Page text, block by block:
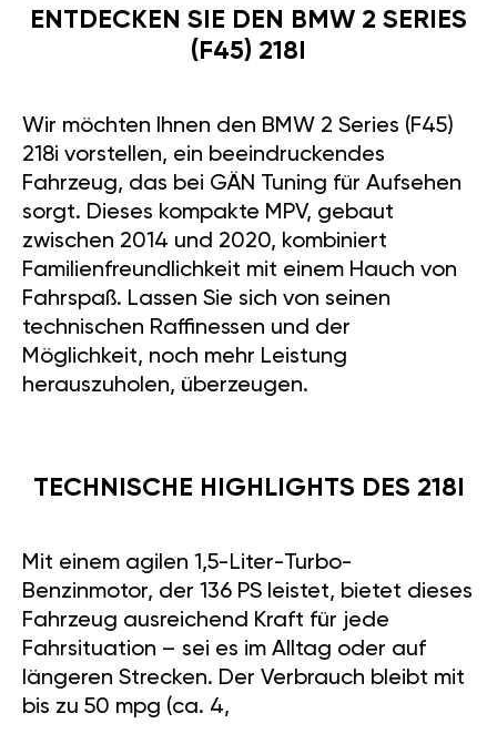
ENTDECKEN SIE DEN BMW 2 SERIES
(F45) 218I
Wir möchten Ihnen den BMW 2 Series (F45)
218i vorstellen, ein beeindruckendes
Fahrzeug, das bei GÄN Tuning für Aufsehen
sorgt. Dieses kompakte MPV, gebaut
zwischen 2014 und 2020, kombiniert
Familienfreundlichkeit mit einem Hauch von
Fahrspaß. Lassen Sie sich von seinen
technischen Raffinessen und der
Möglichkeit, noch mehr Leistung
herauszuholen, überzeugen.
TECHNISCHE HIGHLIGHTS DES 218I
Mit einem agilen 1,5-Liter-Turbo-
Benzinmotor, der 136 PS leistet, bietet dieses
Fahrzeug ausreichend Kraft für jede
Fahrsituation – sei es im Alltag oder auf
längeren Strecken. Der Verbrauch bleibt mit
bis zu 50 mpg (ca. 4,